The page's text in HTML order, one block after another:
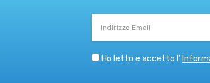
Email
Ho letto e accetto l’